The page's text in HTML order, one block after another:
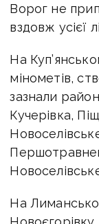
Ворог не
вздовж усієї
На
мінометів,
зазнали
Кучерівка,
На